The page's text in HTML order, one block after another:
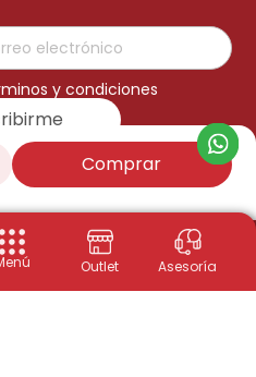
Outlet Asesoría
Comprar
y condiciones